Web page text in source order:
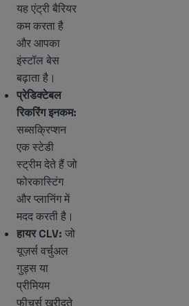
यह एंट्री बैरियर
कम करता है
और आपका
इंस्टॉल बेस
बढ़ाता है।
प्रेडिक्टेबल
रिकरिंग इनकम:
सब्सक्रिप्शन
एक स्टेडी
स्ट्रीम देते हैं जो
फोरकास्टिंग
और प्लानिंग में
मदद करती है।
हायर CLV: जो
यूज़र्स वर्चुअल
गुड्स या
प्रीमियम
फीचर्स खरीदते